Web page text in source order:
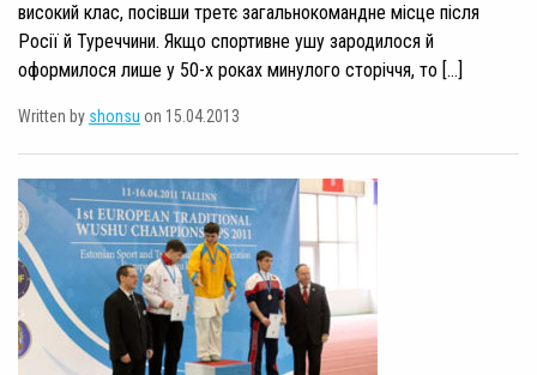
високий клас, посівши третє загальнокомандне місце після
Росії й Туреччини. Якщо спортивне ушу зародилося й
оформилося лише у 50-х роках минулого сторіччя, то […]
Written by shonsu on 15.04.2013